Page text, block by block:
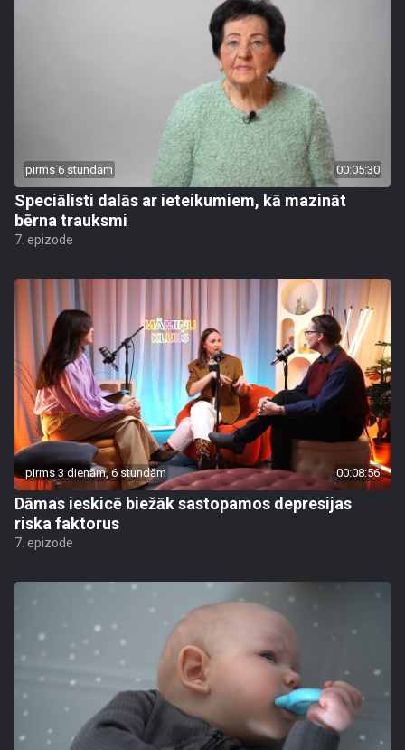
pirms 6 stundām 00:05:30
Speciālisti dalās ar ieteikumiem, kā mazināt
bērna trauksmi
7. epizode
pirms 3 dienām, 6 stundām 00:08:56
Dāmas ieskicē biežāk sastopamos depresijas
riska faktorus
7. epizode